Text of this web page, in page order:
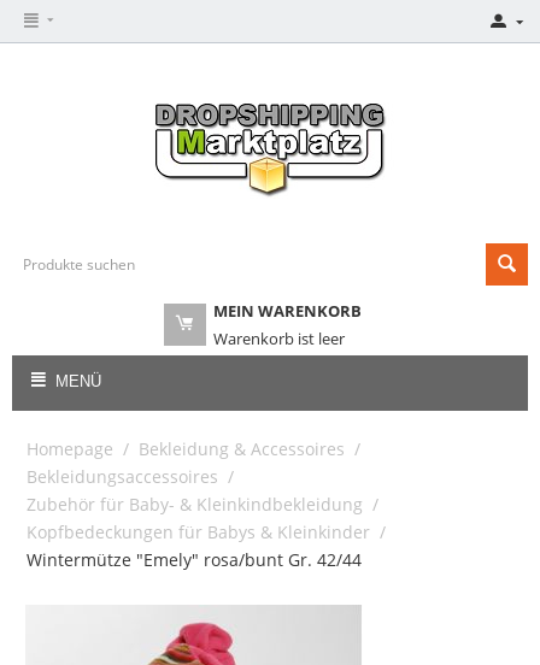
MEIN WARENKORB
Warenkorb ist leer
MENÜ
Homepage / Bekleidung & Accessoires /
Bekleidungsaccessoires /
Zubehör für Baby- & Kleinkindbekleidung /
Kopfbedeckungen für Babys & Kleinkinder /
Wintermütze "Emely" rosa/bunt Gr. 42/44